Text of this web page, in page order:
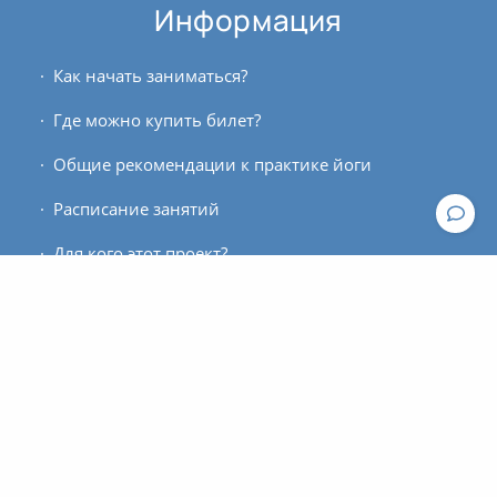
Информация
Как начать заниматься?
Где можно купить билет?
Общие рекомендации к практике йоги
Расписание занятий
Для кого этот проект?